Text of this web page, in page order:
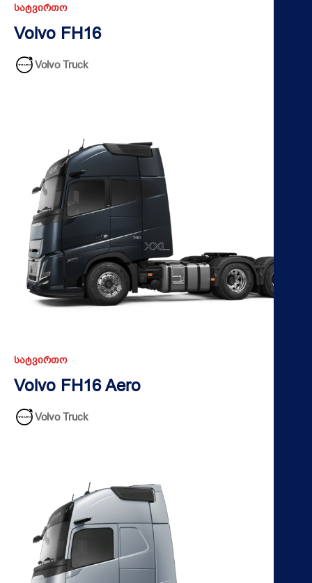
ᲡᲐᲢᲕᲘᲠᲗᲝ
Volvo FH16
Volvo Truck
ᲡᲐᲢᲕᲘᲠᲗᲝ
Volvo FH16 Aero
Volvo Truck